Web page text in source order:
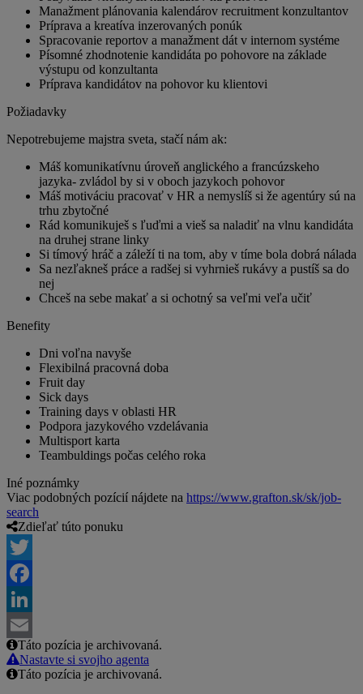
Manažment plánovania kalendárov recruitment konzultantov
Príprava a kreatíva inzerovaných ponúk
Spracovanie reportov a manažment dát v internom systéme
Písomné zhodnotenie kandidáta po pohovore na základe
výstupu od konzultanta
Príprava kandidátov na pohovor ku klientovi
Požiadavky
Nepotrebujeme majstra sveta, stačí nám ak:
Máš komunikatívnu úroveň anglického a francúzskeho
jazyka- zvládol by si v oboch jazykoch pohovor
Máš motiváciu pracovať v HR a nemyslíš si že agentúry sú na
trhu zbytočné
Rád komunikuješ s ľuďmi a vieš sa naladiť na vlnu kandidáta
na druhej strane linky
Si tímový hráč a záleží ti na tom, aby v tíme bola dobrá nálada
Sa nezľakneš práce a radšej si vyhrnieš rukávy a pustíš sa do
nej
Chceš na sebe makať a si ochotný sa veľmi veľa učiť
Benefity
Dni voľna navyše
Flexibilná pracovná doba
Fruit day
Sick days
Training days v oblasti HR
Podpora jazykového vzdelávania
Multisport karta
Teambuldings počas celého roka
Iné poznámky
Viac podobných pozícií nájdete na https://www.grafton.sk/sk/job-
search
Zdieľať túto ponuku
Twitter
Facebook
LinkedIn
Email
Táto pozícia je archivovaná.
Nastavte si svojho agenta
Táto pozícia je archivovaná.